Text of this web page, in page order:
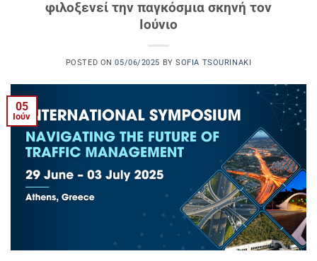
φιλοξενεί την παγκόσμια σκηνή τον
Ιούνιο
POSTED ON05/06/2025 BYSOFIA TSOURINAKI
05
Ιούν